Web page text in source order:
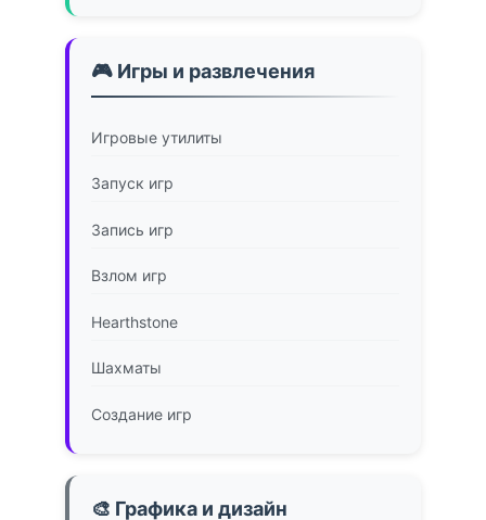
🎮 Игры и развлечения
Игровые утилиты
Запуск игр
Запись игр
Взлом игр
Hearthstone
Шахматы
Создание игр
🎨 Графика и дизайн